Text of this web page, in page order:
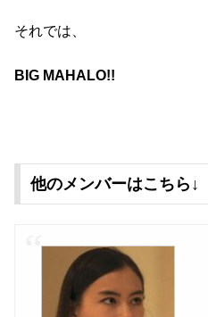
それでは、
BIG MAHALO!!
他のメンバーはこちら↓